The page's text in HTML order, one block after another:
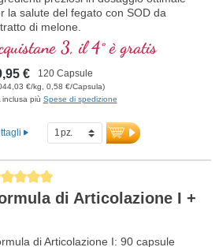
la salute del fegato con SOD da
di melone.
3, il 4° è gratis
€ 120 Capsule
€/kg, 0,58 €/Capsula)
inclusa più Spese di spedizione
rating of 5 out of 5 stars
di Articolazione I +
di Articolazione I: 90 capsule